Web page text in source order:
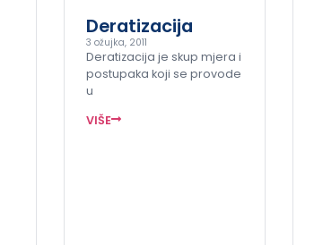
Deratizacija
3 ožujka, 2011
Deratizacija je skup mjera i
postupaka koji se provode
u
VIŠE